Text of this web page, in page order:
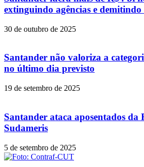
extinguindo agências e
30 de outubro de 2025
Santander não valoriza a
no último dia previsto
19 de setembro de 2025
Santander ataca aposentados da
Sudameris
5 de setembro de 2025